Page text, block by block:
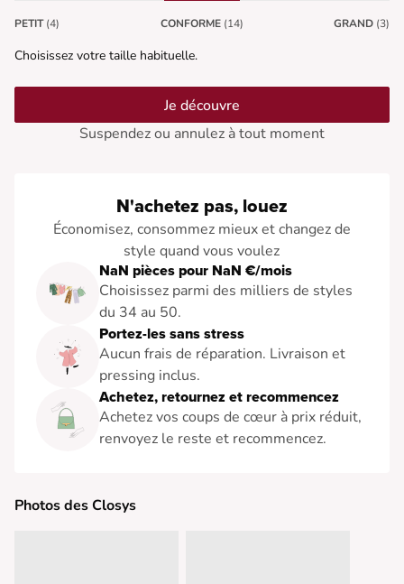
PETIT (4) CONFORME (14) GRAND (3)
Choisissez votre taille habituelle.
Je découvre
Suspendez ou annulez à tout moment
N'achetez pas, louez
Économisez, consommez mieux et changez de
style quand vous voulez
NaN pièces pour NaN €/mois
Choisissez parmi des milliers de styles
du 34 au 50.
Portez-les sans stress
Aucun frais de réparation. Livraison et
pressing inclus.
Achetez, retournez et recommencez
Achetez vos coups de cœur à prix réduit,
renvoyez le reste et recommencez.
Photos des Closys